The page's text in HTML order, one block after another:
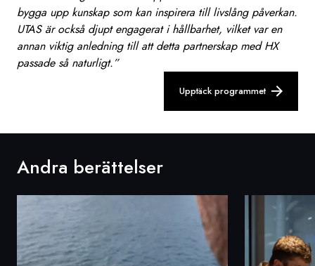
bygga upp kunskap som kan inspirera till livslång påverkan.
UTAS är också djupt engagerat i hållbarhet, vilket var en
annan viktig anledning till att detta partnerskap med HX
passade så naturligt.”
Upptäck programmet
Andra berättelser